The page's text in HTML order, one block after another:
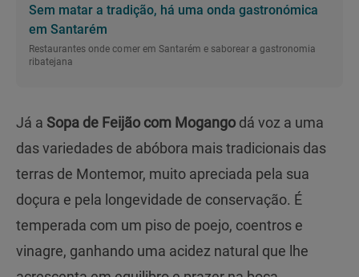
Sem matar a tradição, há uma onda gastronómica
em Santarém
Restaurantes onde comer em Santarém e saborear a gastronomia
ribatejana
Já a Sopa de Feijão com Mogango dá voz a uma
das variedades de abóbora mais tradicionais das
terras de Montemor, muito apreciada pela sua
doçura e pela longevidade de conservação. É
temperada com um piso de poejo, coentros e
vinagre, ganhando uma acidez natural que lhe